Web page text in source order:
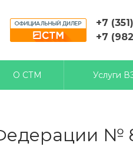
+7
+7
г.
О СТМ Услуги
№